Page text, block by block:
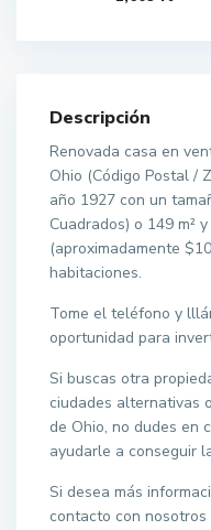
Descripción
Renovada casa en
Ohio (Código Postal /
año 1927 con un
Cuadrados) o 149 m²
(aproximadamente
habitaciones.
Tome el teléfono y
oportunidad para
Si buscas otra
ciudades alternativas
de Ohio, no dudes en
ayudarle a conseguir
Si desea más
contacto con